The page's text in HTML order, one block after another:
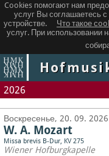
Cookies помогают нам
услуг Вы соглашаетесь
устройстве.
Что такое
услуг. При использовании
2026
Воскресенье, 20. 09.
W. A. Mozart
Missa brevis B-Dur, KV 275
Wiener Hofburgkapelle